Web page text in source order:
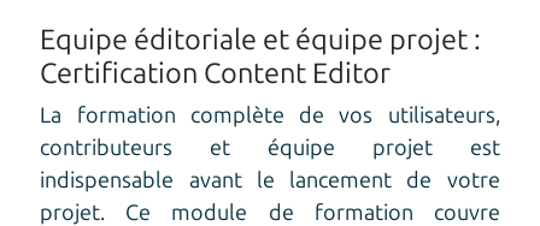
Equipe éditoriale et équipe projet :
Certification Content Editor
La formation complète de vos utilisateurs,
contributeurs et équipe projet est
indispensable avant le lancement de votre
projet. Ce module de formation couvre